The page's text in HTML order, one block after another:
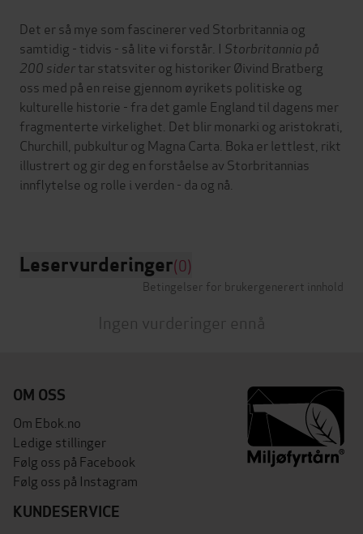
Det er så mye som fascinerer ved Storbritannia og
samtidig - tidvis - så lite vi forstår. I Storbritannia på
200 sidertar statsviter og historiker Øivind Bratberg
oss med på en reise gjennom øyrikets politiske og
kulturelle historie - fra det gamle England til dagens mer
fragmenterte virkelighet. Det blir monarki og aristokrati,
Churchill, pubkultur og Magna Carta. Boka er lettlest, rikt
illustrert og gir deg en forståelse av Storbritannias
innflytelse og rolle i verden - da og nå.
Leservurderinger(0)
Betingelser for brukergenerert innhold
Ingen vurderinger ennå
OM OSS
Om Ebok.no
Ledige stillinger
Følg oss på Facebook
Følg oss på Instagram
KUNDESERVICE